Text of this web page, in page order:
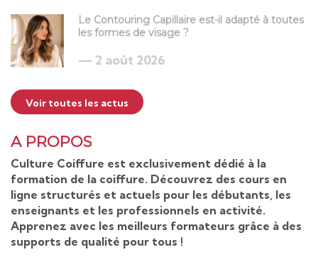
Le Contouring Capillaire est-il adapté à toutes
les formes de visage ?
2 août 2026
Voir toutes les actus
A PROPOS
Culture Coiffure est exclusivement dédié à la
formation de la coiffure. Découvrez des cours en
ligne structurés et actuels pour les débutants, les
enseignants et les professionnels en activité.
Apprenez avec les meilleurs formateurs grâce à des
supports de qualité pour tous !